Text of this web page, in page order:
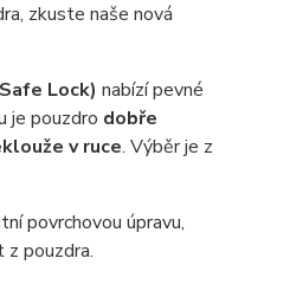
zkuste naše nová
Lock) nabízí pevné
je pouzdro dobře
v ruce. Výběr je z
povrchovou úpravu,
z pouzdra.